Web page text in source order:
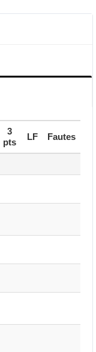
3
pts
LF Fautes